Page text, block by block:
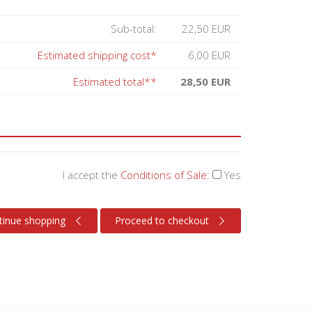
Sub-total:
22,50 EUR
Estimated shipping cost*
6,00 EUR
Estimated total**
28,50 EUR
I accept the Conditions of Sale: Yes
shopping Proceed to checkout